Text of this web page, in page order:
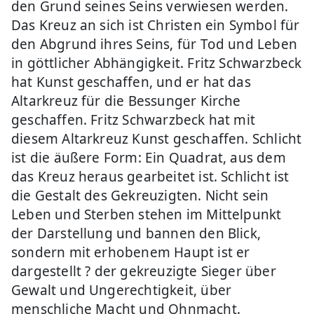
den Grund seines Seins verwiesen werden.
Das Kreuz an sich ist Christen ein Symbol für
den Abgrund ihres Seins, für Tod und Leben
in göttlicher Abhängigkeit. Fritz Schwarzbeck
hat Kunst geschaffen, und er hat das
Altarkreuz für die Bessunger Kirche
geschaffen. Fritz Schwarzbeck hat mit
diesem Altarkreuz Kunst geschaffen. Schlicht
ist die äußere Form: Ein Quadrat, aus dem
das Kreuz heraus gearbeitet ist. Schlicht ist
die Gestalt des Gekreuzigten. Nicht sein
Leben und Sterben stehen im Mittelpunkt
der Darstellung und bannen den Blick,
sondern mit erhobenem Haupt ist er
dargestellt ? der gekreuzigte Sieger über
Gewalt und Ungerechtigkeit, über
menschliche Macht und Ohnmacht.